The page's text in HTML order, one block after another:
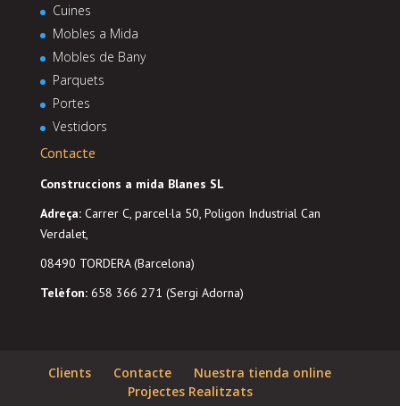
Cuines
Mobles a Mida
Mobles de Bany
Parquets
Portes
Vestidors
Contacte
Construccions a mida Blanes SL
Adreça: Carrer C, parcel·la 50, Poligon Industrial Can
Verdalet,
08490 TORDERA (Barcelona)
Telèfon: 658 366 271 (Sergi Adorna)
Clients Contacte
Nuestra tienda online
Projectes Realitzats